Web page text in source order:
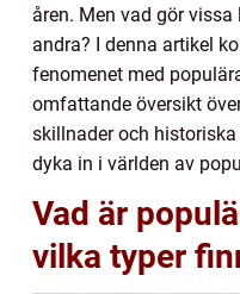
åren. Men vad gör
andra? I denna artikel
fenomenet med
omfattande översikt
skillnader och
dyka in i världen av
Vad är
vilka typer